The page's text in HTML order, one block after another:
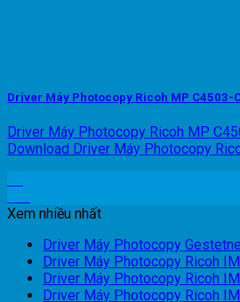
Driver Máy Photocopy Ricoh MP C4503-
Driver Máy Photocopy Ricoh MP
Download Driver Máy Photocopy
Xem nhiều nhất
Driver Máy Photocopy
Driver Máy Photocopy Ricoh
Driver Máy Photocopy Ricoh
Driver Máy Photocopy Ricoh